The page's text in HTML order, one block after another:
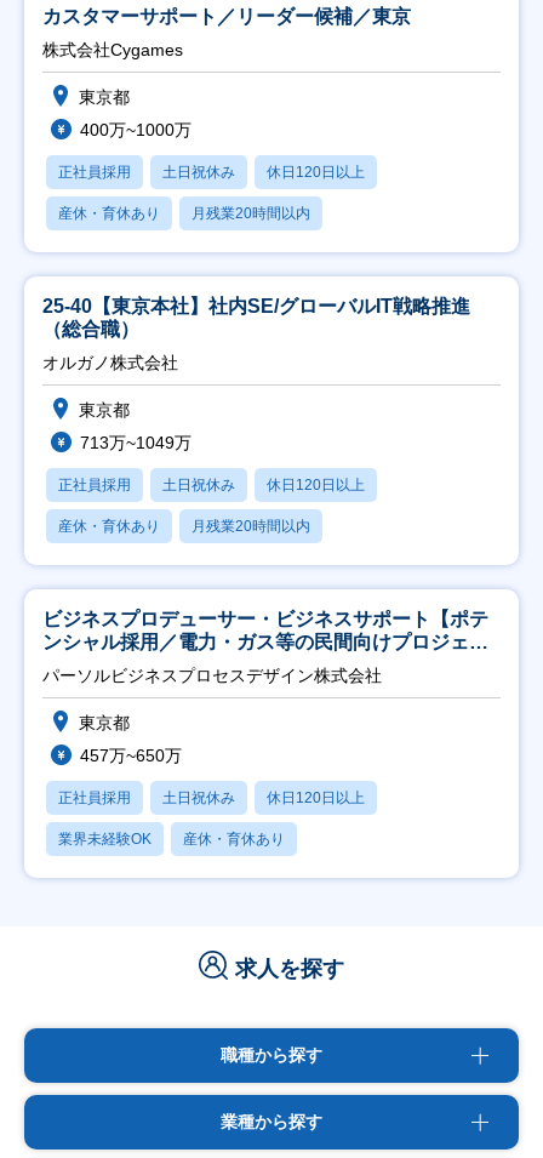
カスタマーサポート／リーダー候補／東京
株式会社Cygames
東京都
400万~1000万
正社員採用 土日祝休み 休日120日以上
産休・育休あり 月残業20時間以内
25-40【東京本社】社内SE/グローバルIT戦略推進
（総合職）
オルガノ株式会社
東京都
713万~1049万
正社員採用 土日祝休み 休日120日以上
産休・育休あり 月残業20時間以内
ビジネスプロデューサー・ビジネスサポート【ポテ
ンシャル採用／電力・ガス等の民間向けプロジェク
ト推進】
パーソルビジネスプロセスデザイン株式会社
東京都
457万~650万
正社員採用 土日祝休み 休日120日以上
業界未経験OK 産休・育休あり
求人を探す
職種から探す
業種から探す